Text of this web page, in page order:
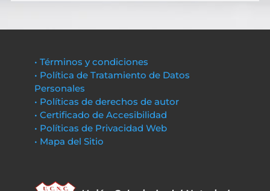
• Términos y condiciones
• Política de Tratamiento de Datos
Personales
• Políticas de derechos de autor
• Certificado de Accesibilidad
• Políticas de Privacidad Web
• Mapa del Sitio